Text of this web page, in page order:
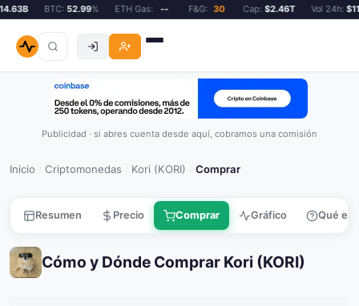
BTC:52.99% ETH Gas: -- F&G: 30 Cap:$2.46T Vol 24h:
Publicidad · si abres cuenta desde aquí, cobramos una comisión
Inicio Criptomonedas Kori (KORI) Comprar
Resumen Precio Comprar Gráfico Qué es
Cómo y Dónde Comprar Kori (KORI)